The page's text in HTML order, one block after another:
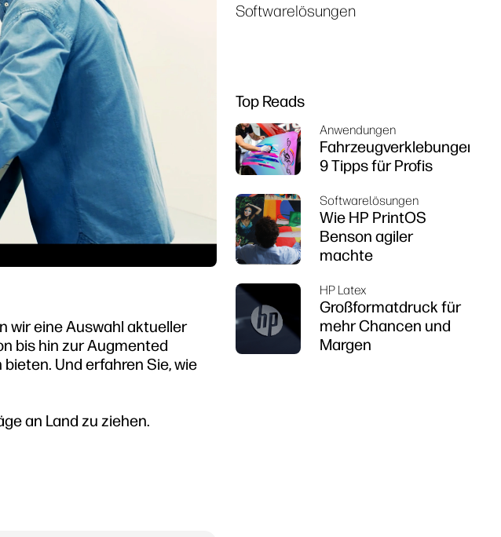
wir eine Auswahl aktueller
bis hin zur Augmented
Und erfahren Sie, wie
an Land zu ziehen.
Softwarelösungen
Top Reads
Anwendungen
Fahrzeugverklebungen:
9 Tipps für Profis
Softwarelösungen
Wie HP PrintOS
Benson agiler
machte
HP Latex
Großformatdruck für
mehr Chancen und
Margen